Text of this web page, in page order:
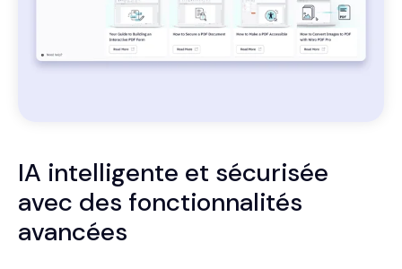
IA intelligente et sécurisée
avec des fonctionnalités
avancées